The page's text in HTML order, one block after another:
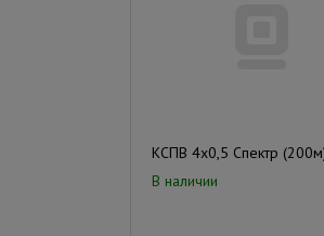
КСПВ 4х0,5 Спектр
В наличии